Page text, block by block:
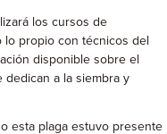
los cursos de
lo propio con técnicos del
disponible sobre el
dedican a la siembra y
esta plaga estuvo presente